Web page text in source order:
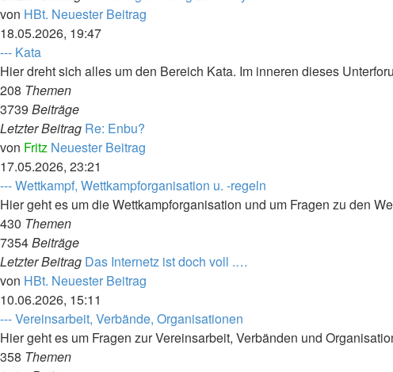
von HBt. Neuester Beitrag
18.05.2026, 19:47
--- Kata
Hier dreht sich alles um den Bereich Kata. Im inneren dieses
208 Themen
3739 Beiträge
Letzter Beitrag Re: Enbu?
von Fritz Neuester Beitrag
17.05.2026, 23:21
--- Wettkampf, Wettkampforganisation u. -regeln
Hier geht es um die Wettkampforganisation und um Fragen zu den
430 Themen
7354Beiträge
Letzter Beitrag Das Internetz ist doch voll .…
von HBt. Neuester Beitrag
10.06.2026, 15:11
--- Vereinsarbeit, Verbände, Organisationen
Hier geht es um Fragen zur Vereinsarbeit, Verbänden und
358 Themen